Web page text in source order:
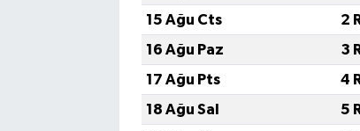
15 Ağu Cts
2
16 Ağu Paz
3
17 Ağu Pts
4
18 Ağu Sal
5